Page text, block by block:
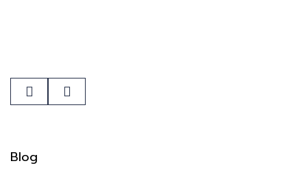
Previous
Blog